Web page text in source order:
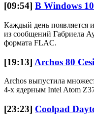
[09:54] В Windows
Каждый день появляется
из сообщений Габриела
формата FLAC.
[19:13] Archos 80
Archos выпустила
4-х ядерным Intel Atom
[23:23] Coolpad